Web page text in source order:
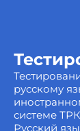
русскому
системе
Русский